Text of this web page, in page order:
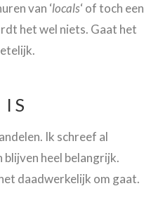
van ‘locals‘ of toch een
het wel niets. Gaat het
IS
Ik schreef al
blijven heel belangrijk.
daadwerkelijk om gaat.